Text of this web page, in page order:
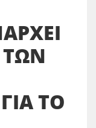
ΤΩΝ
ΤΟ